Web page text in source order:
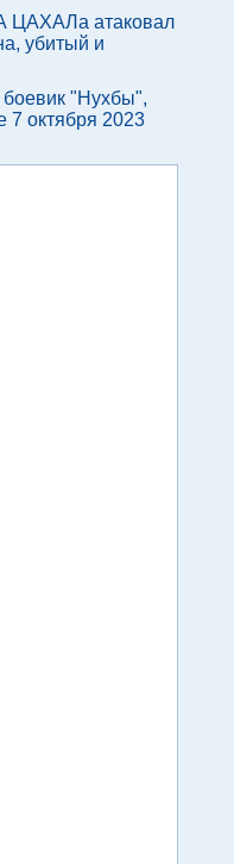
ЦАХАЛа атаковал
убитый и
боевик "Нухбы",
7 октября 2023